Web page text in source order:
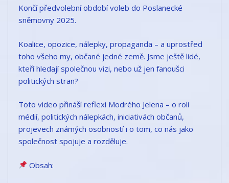
Končí předvolební období voleb do Poslanecké
sněmovny 2025.
Koalice, opozice, nálepky, propaganda – a uprostřed
toho všeho my, občané jedné země. Jsme ještě lidé,
kteří hledají společnou vizi, nebo už jen fanoušci
politických stran?
Toto video přináší reflexi Modrého Jelena – o roli
médií, politických nálepkách, iniciativách občanů,
projevech známých osobností i o tom, co nás jako
společnost spojuje a rozděluje.
Obsah: